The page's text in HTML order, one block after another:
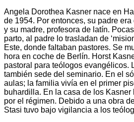
Angela Dorothea Kasner nace en
de 1954. Por entonces, su padre
y su madre, profesora de latín.
parto, al padre lo trasladan de
Este, donde faltaban pastores. Se
hora en coche de Berlín. Horst
pastoral para teólogos evangélicos.
también sede del seminario. En el
aulas; la familia vivía en el primer
buhardilla. En la casa de los
por el régimen. Debido a una obra
Stasi tuvo bajo vigilancia a los